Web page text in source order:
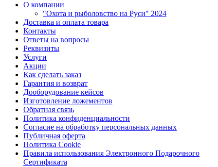
О компании
"Охота и рыболовство на Руси" 2024
Доставка и оплата товара
Контакты
Ответы на вопросы
Реквизиты
Услуги
Акции
Как сделать заказ
Гарантия и возврат
Дооборудование кейсов
Изготовление ложементов
Обратная связь
Политика конфиденциальности
Согласие на обработку персональных данных
Публичная оферта
Политика Cookie
Правила использования Электронного Подарочного
Сертификата